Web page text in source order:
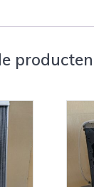
producten